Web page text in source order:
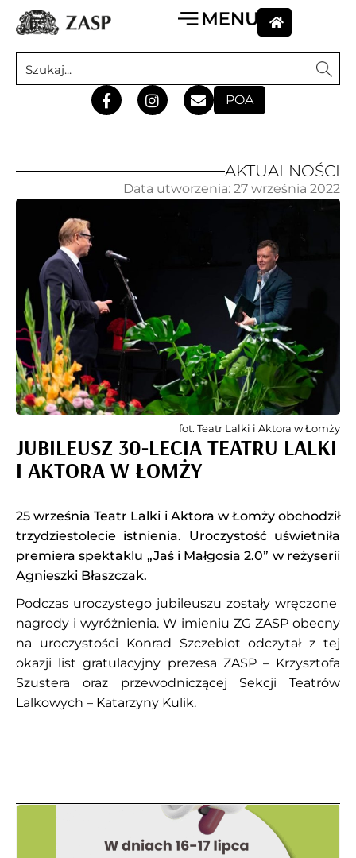
POA
AKTUALNOŚCI
JUBILEUSZ 30-LECIA TEATRU LALKI
I AKTORA W ŁOMŻY
25 września Teatr Lalki i Aktora w Łomży obchodził
trzydziestolecie istnienia. Uroczystość uświetniła
premiera spektaklu „Jaś i Małgosia 2.0” w reżyserii
Agnieszki Błaszczak.
Podczas uroczystego jubileuszu zostały wręczone
nagrody i wyróżnienia. W imieniu ZG ZASP obecny
na uroczystości Konrad Szczebiot odczytał z tej
okazji list gratulacyjny prezesa ZASP – Krzysztofa
Szustera oraz przewodniczącej Sekcji Teatrów
Lalkowych – Katarzyny Kulik.
Data utworzenia: 27 września 2022
fot. Teatr Lalki i Aktora w Łomży